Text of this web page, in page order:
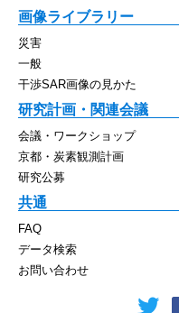
画像ライブラリー
災害
一般
干渉SAR画像の見かた
研究計画・関連会議
会議・ワークショップ
京都・炭素観測計画
研究公募
共通
FAQ
データ検索
お問い合わせ